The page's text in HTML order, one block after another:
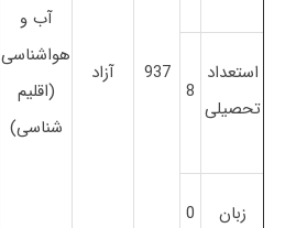
937 آزاد
آب و
هواشناسی
(اقلیم
شناسی)
استعداد
تحصیلی
8
زبان 0